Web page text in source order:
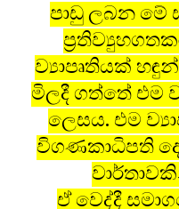
පාඩු ලබන මේ
ව්‍යාපෘතියක්
මිලදී ගත්තේ එම
ලෙසය. එම
විගණකාධිපති
ඒ වෙද්දී